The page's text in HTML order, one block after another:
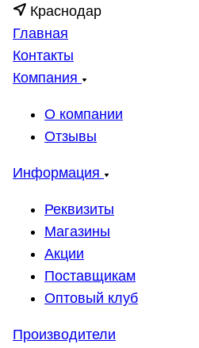
Краснодар
Главная
Контакты
Компания
О компании
Отзывы
Информация
Реквизиты
Магазины
Акции
Поставщикам
Оптовый клуб
Производители